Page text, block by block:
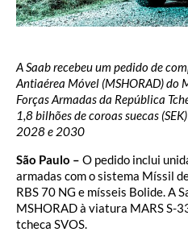
A Saab recebeu um pedido de
Antiaérea Móvel (MSHORAD) do
Forças Armadas da República
1,8 bilhões de coroas suecas
2028 e 2030
São Paulo – O pedido inclui
armadas com o sistema Míssil
RBS 70 NG e mísseis Bolide. A
MSHORAD à viatura MARS S-
tcheca SVOS.